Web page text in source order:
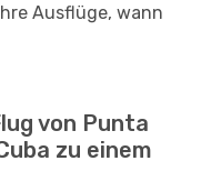
Ausflüge, wann
von Punta
zu einem